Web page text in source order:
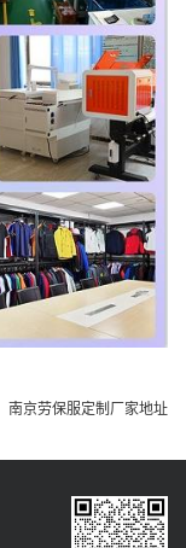
南京劳保服定制厂家地址